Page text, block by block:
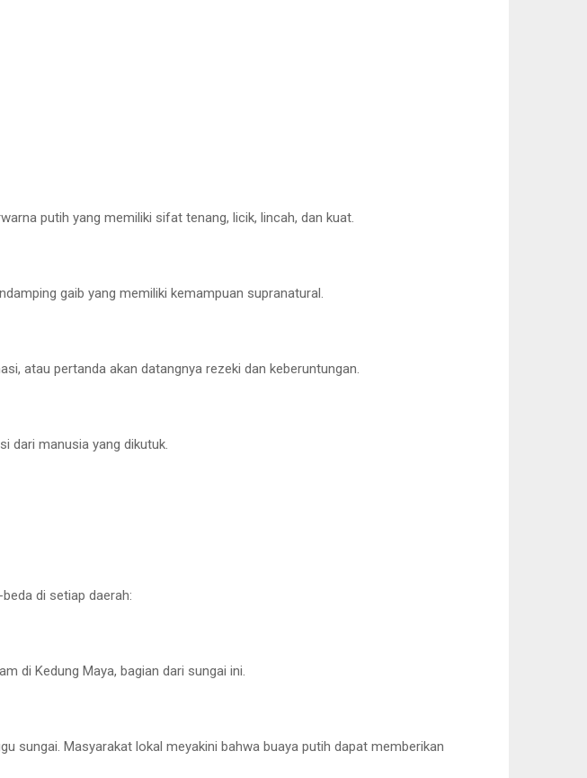
putih yang memiliki sifat tenang, licik, lincah, dan kuat.
gaib yang memiliki kemampuan supranatural.
atau pertanda akan datangnya rezeki dan keberuntungan.
dari manusia yang dikutuk.
di setiap daerah:
di Kedung Maya, bagian dari sungai ini.
sungai. Masyarakat lokal meyakini bahwa buaya putih dapat memberikan